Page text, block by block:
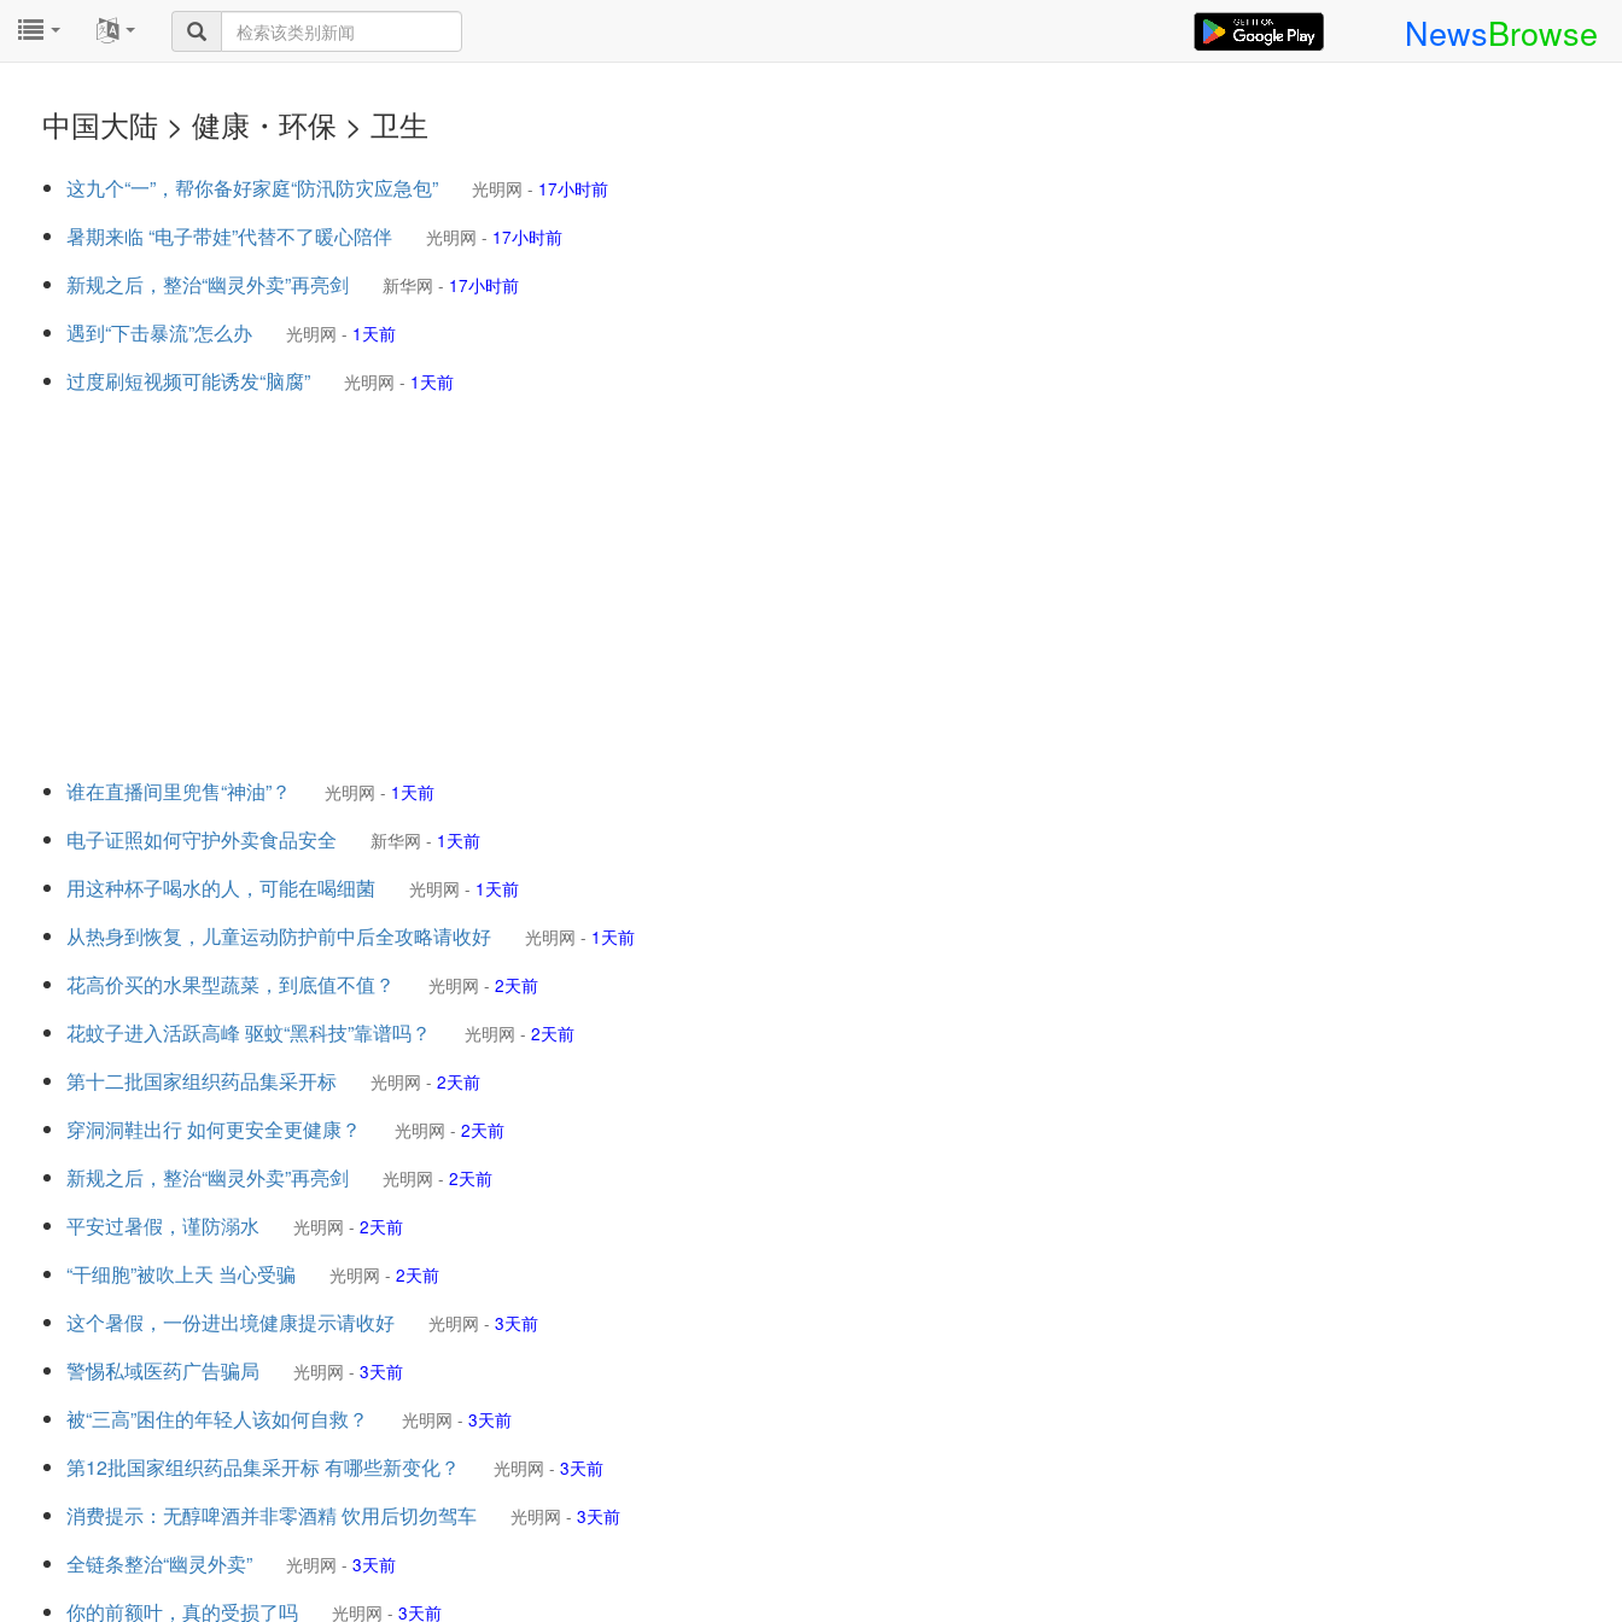
NewsBrowse
中国大陆 > 健康・环保 > 卫生
这九个“一”，帮你备好家庭“防汛防灾应急包” 光明网 - 17小时前
暑期来临 “电子带娃”代替不了暖心陪伴 光明网 - 17小时前
新规之后，整治“幽灵外卖”再亮剑 新华网 - 17小时前
遇到“下击暴流”怎么办 光明网 - 1天前
过度刷短视频可能诱发“脑腐” 光明网 - 1天前
谁在直播间里兜售“神油”？ 光明网 - 1天前
电子证照如何守护外卖食品安全 新华网 - 1天前
用这种杯子喝水的人，可能在喝细菌 光明网 - 1天前
从热身到恢复，儿童运动防护前中后全攻略请收好 光明网 - 1天前
花高价买的水果型蔬菜，到底值不值？ 光明网 - 2天前
花蚊子进入活跃高峰 驱蚊“黑科技”靠谱吗？ 光明网 - 2天前
第十二批国家组织药品集采开标 光明网 - 2天前
穿洞洞鞋出行 如何更安全更健康？ 光明网 - 2天前
新规之后，整治“幽灵外卖”再亮剑 光明网 - 2天前
平安过暑假，谨防溺水 光明网 - 2天前
“干细胞”被吹上天 当心受骗 光明网 - 2天前
这个暑假，一份进出境健康提示请收好 光明网 - 3天前
警惕私域医药广告骗局 光明网 - 3天前
被“三高”困住的年轻人该如何自救？ 光明网 - 3天前
第12批国家组织药品集采开标 有哪些新变化？ 光明网 - 3天前
消费提示：无醇啤酒并非零酒精 饮用后切勿驾车 光明网 - 3天前
全链条整治“幽灵外卖” 光明网 - 3天前
你的前额叶，真的受损了吗 光明网 - 3天前